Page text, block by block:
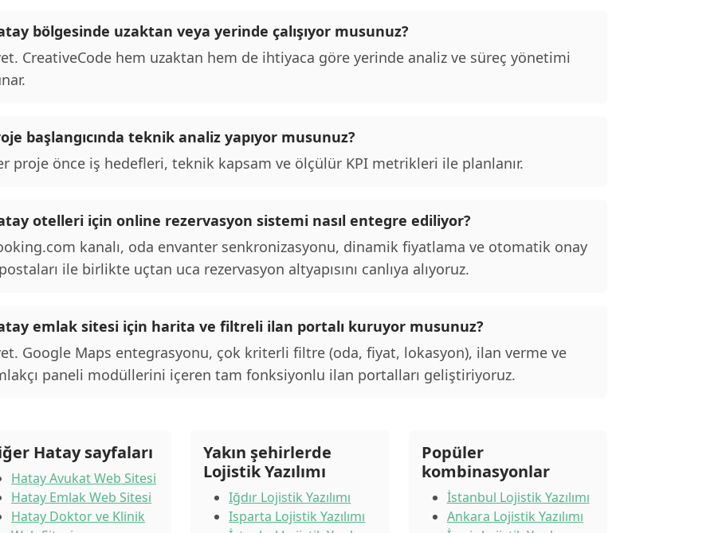
bölgesinde uzaktan veya yerinde çalışıyor musunuz?
CreativeCode hem uzaktan hem de ihtiyaca göre yerinde analiz ve süreç yönetimi
başlangıcında teknik analiz yapıyor musunuz?
proje önce iş hedefleri, teknik kapsam ve ölçülür KPI metrikleri ile planlanır.
otelleri için online rezervasyon sistemi nasıl entegre ediliyor?
kanalı, oda envanter senkronizasyonu, dinamik fiyatlama ve otomatik onay
ile birlikte uçtan uca rezervasyon altyapısını canlıya alıyoruz.
emlak sitesi için harita ve filtreli ilan portalı kuruyor musunuz?
Google Maps entegrasyonu, çok kriterli filtre (oda, fiyat, lokasyon), ilan verme ve
paneli modüllerini içeren tam fonksiyonlu ilan portalları geliştiriyoruz.
Hatay sayfaları
Hatay Avukat Web Sitesi
Hatay Emlak Web Sitesi
Hatay Doktor ve Klinik
Yakın şehirlerde
Lojistik Yazılımı
Iğdır Lojistik Yazılımı
Isparta Lojistik Yazılımı
Popüler
kombinasyonlar
İstanbul Lojistik Yazılımı
Ankara Lojistik Yazılımı